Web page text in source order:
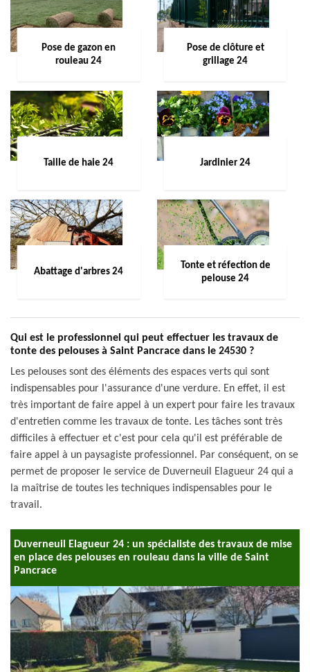
Pose de gazon en
rouleau 24
Pose de clôture et
grillage 24
Taille de haie 24 Jardinier 24
Abattage d'arbres 24
Tonte et réfection de
pelouse 24
Qui est le professionnel qui peut effectuer les travaux de
tonte des pelouses à Saint Pancrace dans le 24530 ?
Les pelouses sont des éléments des espaces verts qui sont
indispensables pour l'assurance d'une verdure. En effet, il est
très important de faire appel à un expert pour faire les travaux
d'entretien comme les travaux de tonte. Les tâches sont très
difficiles à effectuer et c'est pour cela qu'il est préférable de
faire appel à un paysagiste professionnel. Par conséquent, on se
permet de proposer le service de Duverneuil Elagueur 24 qui a
la maîtrise de toutes les techniques indispensables pour le
travail.
Duverneuil Elagueur 24 : un spécialiste des travaux de mise
en place des pelouses en rouleau dans la ville de Saint
Pancrace